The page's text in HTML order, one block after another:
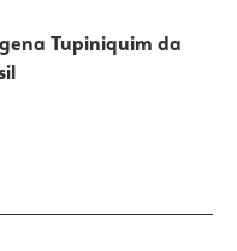
Tupiniquim da